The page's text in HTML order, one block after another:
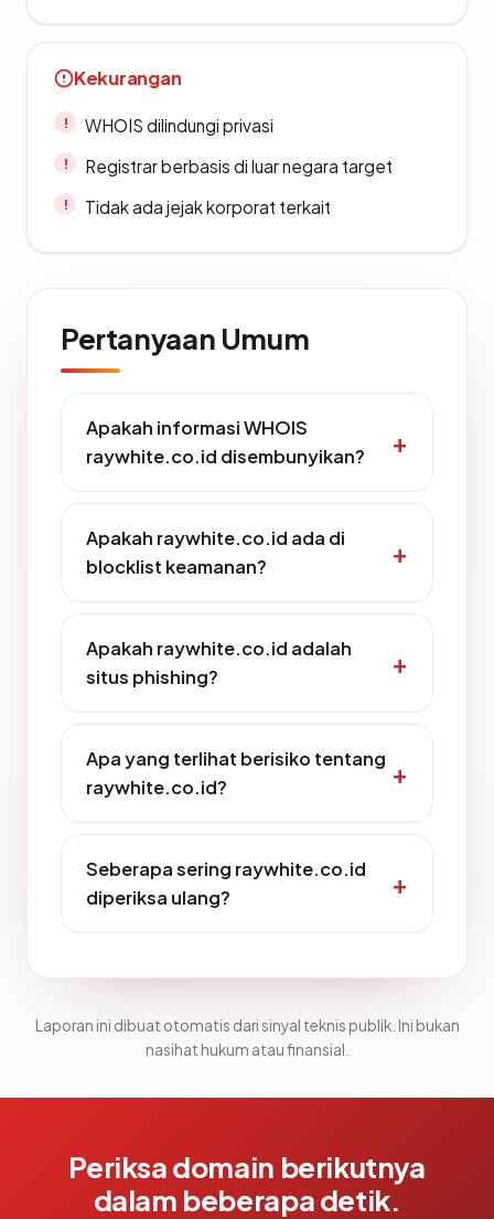
Kekurangan
WHOIS dilindungi privasi
Registrar berbasis di luar negara target
Tidak ada jejak korporat terkait
Pertanyaan Umum
Apakah informasi WHOIS
raywhite.co.id disembunyikan?
Apakah raywhite.co.id ada di
blocklist keamanan?
Apakah raywhite.co.id adalah
situs phishing?
Apa yang terlihat berisiko tentang
raywhite.co.id?
Seberapa sering raywhite.co.id
diperiksa ulang?
Laporan ini dibuat otomatis dari sinyal teknis publik. Ini bukan
nasihat hukum atau finansial.
Periksa domain berikutnya
dalam beberapa detik.